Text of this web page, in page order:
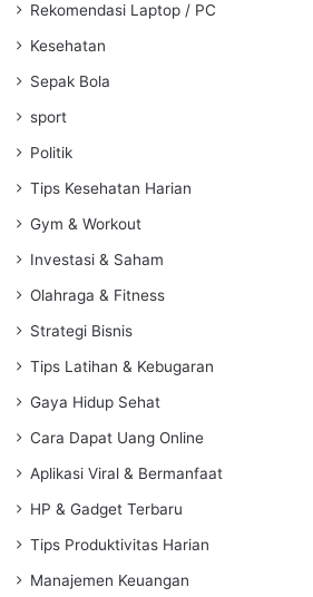
Rekomendasi Laptop / PC
Kesehatan
Sepak Bola
sport
Politik
Tips Kesehatan Harian
Gym & Workout
Investasi & Saham
Olahraga & Fitness
Strategi Bisnis
Tips Latihan & Kebugaran
Gaya Hidup Sehat
Cara Dapat Uang Online
Aplikasi Viral & Bermanfaat
HP & Gadget Terbaru
Tips Produktivitas Harian
Manajemen Keuangan